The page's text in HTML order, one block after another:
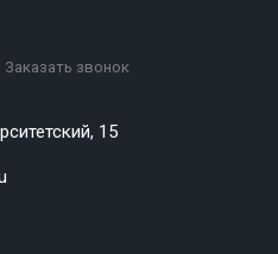
Заказать звонок
15